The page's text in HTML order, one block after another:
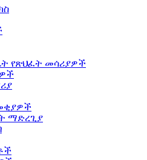
የጽህፈት መሳሪያዎች
ማድረጊያ